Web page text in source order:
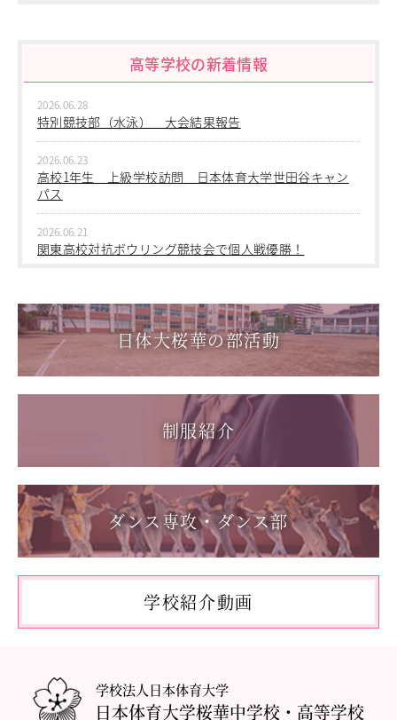
中学２年生 校外学習
2026.06.09
中学１年生 校外学習
2026.06.09
中学１年 校外学習
2026.03.05
第三回桜華中学校あいさつ＋ひと言運動
2025.08.22
第55回全国中学校バスケットボール大会 サンアリーナせ
んだいin鹿児島
高等学校の新着情報
2026.06.28
特別競技部（水泳） 大会結果報告
2026.06.23
高校1年生 上級学校訪問 日本体育大学世田谷キャン
パス
2026.06.21
関東高校対抗ボウリング競技会で個人戦優勝！
1学年総合スポーツコース キャンプ実習を実施しまし
た
2026.06.05
「日本選手権水泳競技大会」に出場しました。
「59th Japan Rookies Cup 2026」に出場しました。
2026.05.17
「第62回東日本選手権大会」に出場しました。
2026.05.10
「国民スポーツ大会東京都予選」に出場しました。
2026.05.03
「THE DANCE WORLDS 2026」に出場しました。
2026.04.27
日体大桜華の部活動
制服紹介
ダンス専攻・ダンス部
学校紹介動画
学校法人日本体育大学
日本体育大学桜華中学校・高等学校